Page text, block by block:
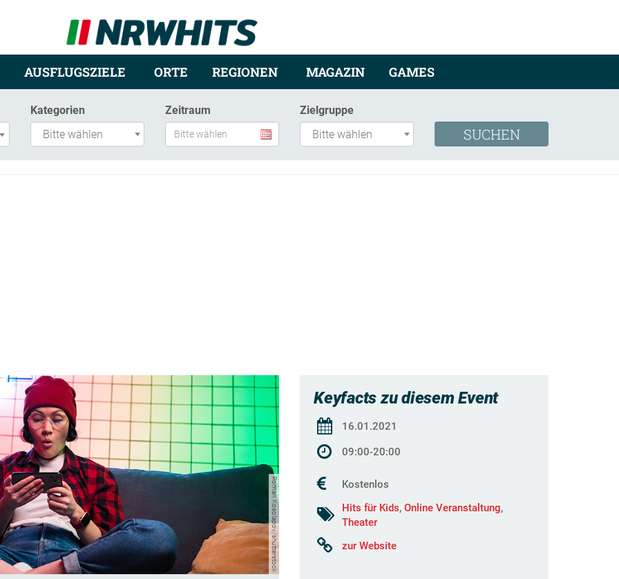
AUSFLUGSZIELE ORTE REGIONEN MAGAZIN GAMES
Kategorien Zeitraum Zielgruppe
Roman Kosolapov/shutterstock
Keyfacts zu diesem Event
16.01.2021
09:00-20:00
Kostenlos
Hits für Kids, Online Veranstaltung,
Theater
zur Website